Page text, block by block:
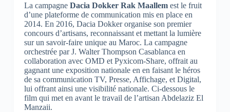
La campagne Dacia Dokker Rak Maallemest le fruit
d’une plateforme de communication mis en place en
2014. En 2016, Dacia Dokker organise son premier
concours d’artisans, reconnaissant et mettant la lumière
sur un savoir-faire unique au Maroc. La campagne
orchestrée par J. Walter Thompson Casablanca en
collaboration avec OMD et Pyxicom-Share, offrait au
gagnant une exposition nationale en en faisant le héros
de sa communication TV, Presse, Affichage, et Digital,
lui offrant ainsi une visibilité nationale. Ci-dessous le
film qui met en avant le travail de l’artisan Abdelaziz El
Manzaii.